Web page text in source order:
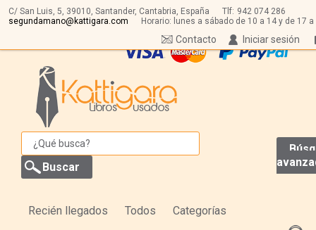
C/ San Luis, 5, 39010, Santander, Cantabria, España Tlf: 942 074 286
segundamano@kattigara.com
Horario: lunes a sábado de 10 a 14 y de 17 a
Iniciar sesión
Contacto
Recién llegados Todos Categorías